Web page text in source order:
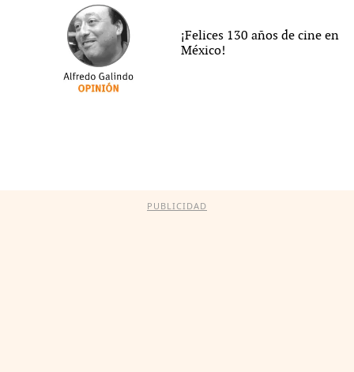
¡Felices 130 años de cine en
México!
PUBLICIDAD